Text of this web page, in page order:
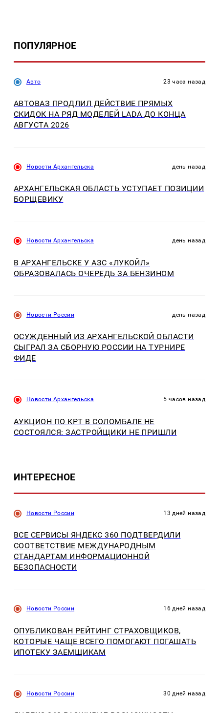
ПОПУЛЯРНОЕ
Авто 23 часа назад
АВТОВАЗ ПРОДЛИЛ ДЕЙСТВИЕ ПРЯМЫХ
СКИДОК НА РЯД МОДЕЛЕЙ LADA ДО КОНЦА
АВГУСТА 2026
Новости Архангельска день назад
АРХАНГЕЛЬСКАЯ ОБЛАСТЬ УСТУПАЕТ ПОЗИЦИИ
БОРЩЕВИКУ
Новости Архангельска день назад
В АРХАНГЕЛЬСКЕ У АЗС «ЛУКОЙЛ»
ОБРАЗОВАЛАСЬ ОЧЕРЕДЬ ЗА БЕНЗИНОМ
Новости России день назад
ОСУЖДЕННЫЙ ИЗ АРХАНГЕЛЬСКОЙ ОБЛАСТИ
СЫГРАЛ ЗА СБОРНУЮ РОССИИ НА ТУРНИРЕ
ФИДЕ
Новости Архангельска 5 часов назад
АУКЦИОН ПО КРТ В СОЛОМБАЛЕ НЕ
СОСТОЯЛСЯ: ЗАСТРОЙЩИКИ НЕ ПРИШЛИ
ИНТЕРЕСНОЕ
Новости России 13 дней назад
ВСЕ СЕРВИСЫ ЯНДЕКС 360 ПОДТВЕРДИЛИ
СООТВЕТСТВИЕ МЕЖДУНАРОДНЫМ
СТАНДАРТАМ ИНФОРМАЦИОННОЙ
БЕЗОПАСНОСТИ
Новости России 16 дней назад
ОПУБЛИКОВАН РЕЙТИНГ СТРАХОВЩИКОВ,
КОТОРЫЕ ЧАЩЕ ВСЕГО ПОМОГАЮТ ПОГАШАТЬ
ИПОТЕКУ ЗАЕМЩИКАМ
Новости России 30 дней назад